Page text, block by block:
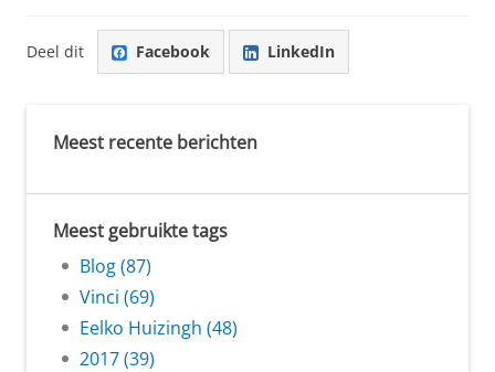
Deel dit Facebook LinkedIn
Meest recente berichten
Meest gebruikte tags
Blog (87)
Vinci (69)
Eelko Huizingh (48)
2017 (39)